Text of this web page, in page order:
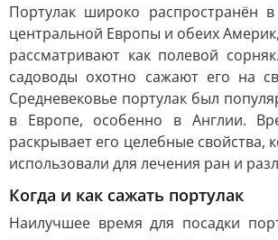
Портулак широко распространён в
центральной Европы и обеих
рассматривают как полевой
садоводы охотно сажают его на
Средневековье портулак был
в Европе, особенно в Англии.
раскрывает его целебные свойства,
использовали для лечения ран и
Когда и как сажать портулак
Наилучшее время для посадки